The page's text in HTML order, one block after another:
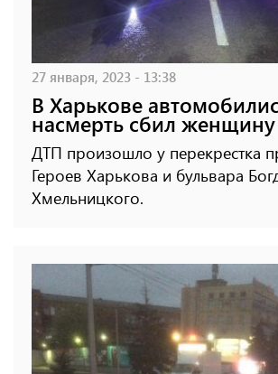
27 января, 2023 - 13:38
В Харькове
насмерть сбил женщину
ДТП произошло у перекрестка
Героев Харькова и бульвара
Хмельницкого.